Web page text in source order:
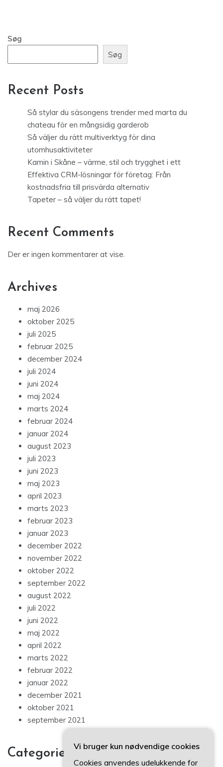
Søg
Søg
Recent Posts
Så stylar du säsongens trender med marta du
chateau för en mångsidig garderob
Så väljer du rätt multiverktyg för dina
utomhusaktiviteter
Kamin i Skåne – värme, stil och trygghet i ett
Effektiva CRM-lösningar för företag: Från
kostnadsfria till prisvärda alternativ
Tapeter – så väljer du rätt tapet!
Recent Comments
Der er ingen kommentarer at vise.
Archives
maj 2026
oktober 2025
juli 2025
februar 2025
december 2024
juli 2024
juni 2024
maj 2024
marts 2024
februar 2024
januar 2024
august 2023
juli 2023
juni 2023
maj 2023
april 2023
marts 2023
februar 2023
januar 2023
december 2022
november 2022
oktober 2022
september 2022
august 2022
juli 2022
juni 2022
maj 2022
april 2022
marts 2022
februar 2022
januar 2022
december 2021
oktober 2021
september 2021
Categories
Vi bruger kun nødvendige cookies
Cookies anvendes udelukkende for